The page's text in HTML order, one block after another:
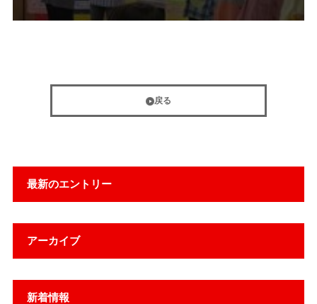
最新のエントリー
アーカイブ
新着情報
戻る